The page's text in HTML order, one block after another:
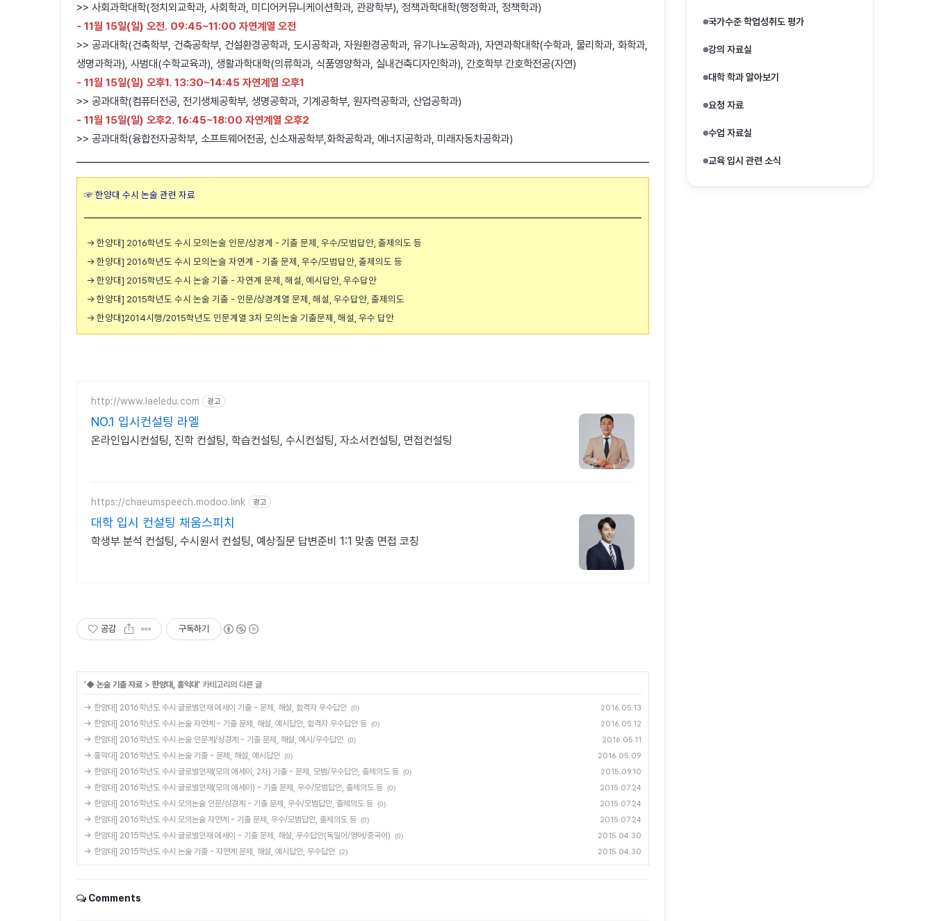
>> 사회과학대학(정치외교학과, 사회학과, 미디어커뮤니케이션학과, 관광학부), 정책과학대학(행정학과, 정책학과)
- 11월 15일(일) 오전. 09:45~11:00 자연계열 오전
>> 공과대학(건축학부, 건축공학부, 건설환경공학과, 도시공학과, 자원환경공학과, 유기나노공학과), 자연과학대학(수학과, 물리학과, 화학과,
생명과학과), 사범대(수학교육과), 생활과학대학(의류학과, 식품영양학과, 실내건축디자인학과), 간호학부 간호학전공(자연)
- 11월 15일(일) 오후1. 13:30~14:45 자연계열 오후1
>> 공과대학(컴퓨터전공, 전기생체공학부, 생명공학과, 기계공학부, 원자력공학과, 산업공학과)
- 11월 15일(일) 오후2. 16:45~18:00 자연계열 오후2
>> 공과대학(융합전자공학부, 소프트웨어전공, 신소재공학부,화학공학과, 에너지공학과, 미래자동차공학과)
☞ 한양대 수시 논술 관련 자료
→ 한양대] 2016학년도 수시 모의논술 인문/상경계 - 기출 문제, 우수/모범답안, 출제의도 등
→ 한양대] 2016학년도 수시 모의논술 자연계 - 기출 문제, 우수/모범답안, 출제의도 등
→ 한양대] 2015학년도 수시 논술 기출 - 자연계 문제, 해설, 예시답안, 우수답안
→ 한양대] 2015학년도 수시 논술 기출 - 인문/상경계열 문제, 해설, 우수답안, 출제의도
→ 한양대]2014시행/2015학년도 인문계열 3차 모의논술 기출문제, 해설, 우수 답안
http://www.laeledu.com 광고
NO.1 입시컨설팅 라엘
온라인입시컨설팅, 진학 컨설팅, 학습컨설팅, 수시컨설팅, 자소서컨설팅, 면접컨설팅
https://chaeumspeech.modoo.link 광고
대학 입시 컨설팅 채움스피치
학생부 분석 컨설팅, 수시원서 컨설팅, 예상질문 답변준비 1:1 맞춤 면접 코칭
공감 구독하기
'◆ 논술 기출 자료 > 한양대, 홍익대' 카테고리의 다른 글
→ 한양대] 2016학년도 수시 글로벌인재 에세이 기출 - 문제, 해설, 합격자 우수답안 (0) 2016.05.13
→ 한양대] 2016학년도 수시 논술 자연계 - 기출 문제, 해설, 예시답안, 합격자 우수답안 등 (0) 2016.05.12
→ 한양대] 2016학년도 수시 논술 인문계/상경계 - 기출 문제, 해설, 예시/우수답안 (0) 2016.05.11
→ 홍익대] 2016학년도 수시 논술 기출 - 문제, 해설, 예시답안 (0) 2016.05.09
→ 한양대] 2016학년도 수시 글로벌인재(모의 에세이, 2차) 기출 - 문제, 모범/우수답안, 출제의도 등 (0) 2015.09.10
→ 한양대] 2016학년도 수시 글로벌인재(모의 에세이) - 기출 문제, 우수/모범답안, 출제의도 등 (0) 2015.07.24
→ 한양대] 2016학년도 수시 모의논술 인문/상경계 - 기출 문제, 우수/모범답안, 출제의도 등 (0) 2015.07.24
→ 한양대] 2016학년도 수시 모의논술 자연계 - 기출 문제, 우수/모범답안, 출제의도 등 (0) 2015.07.24
→ 한양대] 2015학년도 수시 글로벌인재 에세이 - 기출 문제, 해설, 우수답안(독일어/영어/중국어) (0) 2015.04.30
→ 한양대] 2015학년도 수시 논술 기출 - 자연계 문제, 해설, 예시답안, 우수답안 (2) 2015.04.30
Comments
국가수준 학업성취도 평가
강의 자료실
대학 학과 알아보기
요청 자료
수업 자료실
교육 입시 관련 소식